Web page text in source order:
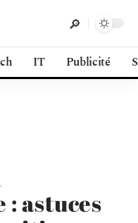
IT Publicité
astuces